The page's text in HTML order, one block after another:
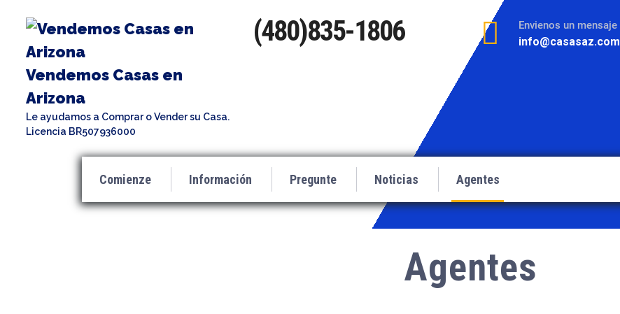
Vendemos Casas en
Arizona
Le ayudamos a Comprar o Vender su Casa.
Licencia BR507936000
(480)835-1806 Envienos un mensaje
info@casasaz.com
Comienze Información Pregunte Noticias Agentes
Agentes